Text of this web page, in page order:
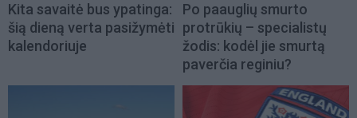
Kita savaitė bus ypatinga:
šią dieną verta pasižymėti
kalendoriuje
Po paauglių smurto
protrūkių – specialistų
žodis: kodėl jie smurtą
paverčia reginiu?